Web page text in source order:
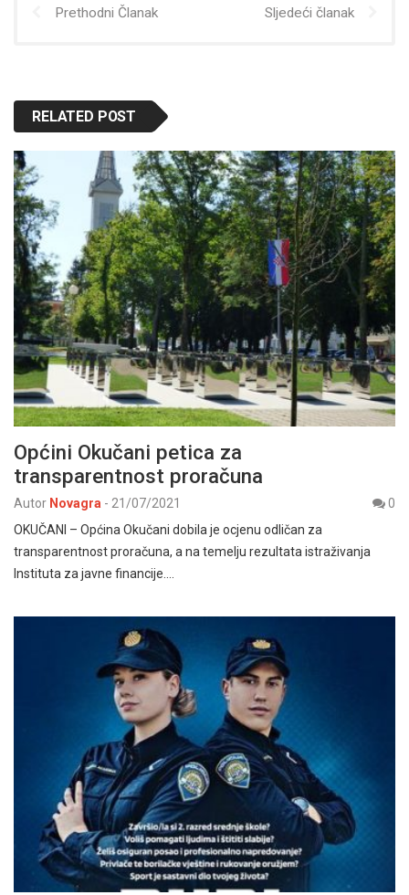
Prethodni Članak Sljedeći članak
RELATED POST
Općini Okučani petica za
transparentnost proračuna
Autor Novagra - 21/07/2021
0
OKUČANI – Općina Okučani dobila je ocjenu odličan za
transparentnost proračuna, a na temelju rezultata istraživanja
Instituta za javne financije.…